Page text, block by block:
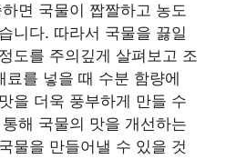
면 국물이 짭짤하고 농도
니다. 따라서 국물을 끓일
도를 주의깊게 살펴보고 조
를 넣을 때 수분 함량에
을 더욱 풍부하게 만들 수
해 국물의 맛을 개선하는
물을 만들어낼 수 있을 것